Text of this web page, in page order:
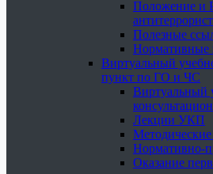
Положение и
Полезные
Нормативные
Виртуальный
пункт по ГО и ЧС
Виртуальный
Лекции УКП
Нормативно-
Оказание